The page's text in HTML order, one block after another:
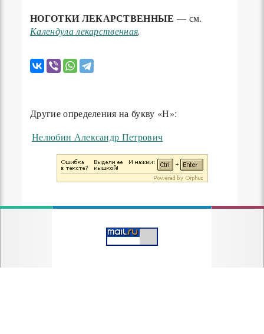
НОГОТКИ ЛЕКАРСТВЕННЫЕ — см.
Календула лекарственная.
Другие определения на букву «Н»:
Нелюбин Александр Петрович